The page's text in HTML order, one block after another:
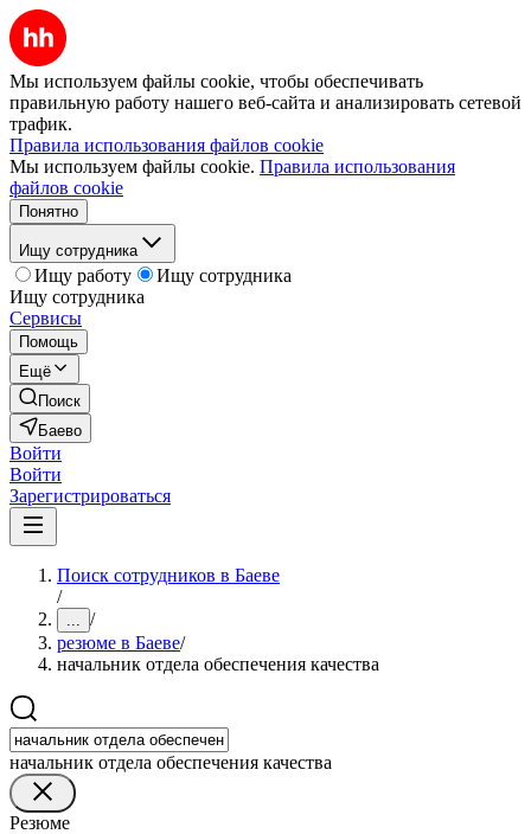
Мы используем файлы cookie, чтобы обеспечивать
правильную работу нашего веб-сайта и анализировать сетевой
трафик.
Правила использования файлов cookie
Мы используем файлы cookie. Правила использования
файлов cookie
Понятно
Ищу сотрудника
Ищу работу
Ищу сотрудника
Ищу сотрудника
Сервисы
Помощь
Ещё
Поиск
Баево
Войти
Войти
Зарегистрироваться
Поиск сотрудников в Баеве
/
... /
резюме в Баеве/
начальник отдела обеспечения качества
начальник отдела обеспечения качества
Резюме